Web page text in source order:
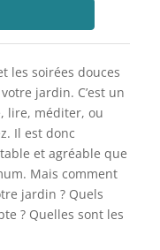
les soirées douces
jardin. C’est un
lire, méditer, ou
Il est donc
et agréable que
Mais comment
jardin ? Quels
? Quelles sont les